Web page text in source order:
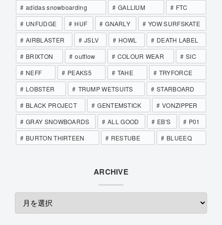
adidas snowboarding
GALLIUM
FTC
UNFUDGE
HUF GNARLY
YOW SURFSKATE
AIRBLASTER
JSLV HOWL
DEATH LABEL
BRIXTON
outflow COLOUR WEAR
SIC
NEFF
PEAKS5 TAHE
TRYFORCE
LOBSTER
TRUMP WETSUITS
STARBOARD
BLACK PROJECT
GENTEMSTICK
VONZIPPER
GRAY SNOWBOARDS
ALL GOOD EB'S
P01
BURTON THIRTEEN
RESTUBE BLUEEQ
ARCHIVE